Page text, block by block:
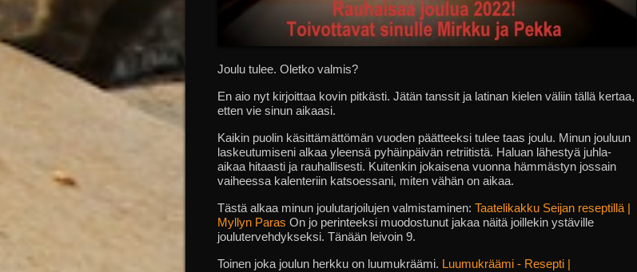
Joulu tulee. Oletko valmis?
En aio nyt kirjoittaa kovin pitkästi. Jätän tanssit ja latinan kielen väliin tällä kertaa,
etten vie sinun aikaasi.
Kaikin puolin käsittämättömän vuoden päätteeksi tulee taas joulu. Minun jouluun
laskeutumiseni alkaa yleensä pyhäinpäivän retriitistä. Haluan lähestyä juhla-
aikaa hitaasti ja rauhallisesti. Kuitenkin jokaisena vuonna hämmästyn jossain
vaiheessa kalenteriin katsoessani, miten vähän on aikaa.
Tästä alkaa minun joulutarjoilujen valmistaminen: Taatelikakku Seijan reseptillä |
Myllyn Paras On jo perinteeksi muodostunut jakaa näitä joillekin ystäville
joulutervehdykseksi. Tänään leivoin 9.
Toinen joka joulun herkku on luumukräämi. Luumukräämi - Resepti |